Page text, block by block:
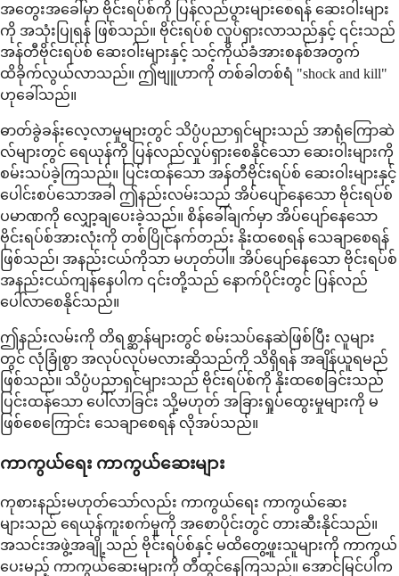
အတွေးအခေါ်မှာ ဗိုင်းရပ်စ်ကို ပြန်လည်ပွားများစေရန် ဆေးဝါးများ
ကို အသုံးပြုရန် ဖြစ်သည်။ ဗိုင်းရပ်စ် လှုပ်ရှားလာသည်နှင့် ၎င်းသည်
အန်တီဗိုင်းရပ်စ် ဆေးဝါးများနှင့် သင့်ကိုယ်ခံအားစနစ်အတွက်
ထိခိုက်လွယ်လာသည်။ ဤဗျူဟာကို တစ်ခါတစ်ရံ "shock and kill"
ဟုခေါ်သည်။
ဓာတ်ခွဲခန်းလေ့လာမှုများတွင် သိပ္ပံပညာရှင်များသည် အာရုံကြောဆဲ
လ်များတွင် ရေယုန်ကို ပြန်လည်လှုပ်ရှားစေနိုင်သော ဆေးဝါးများကို
စမ်းသပ်ခဲ့ကြသည်။ ပြင်းထန်သော အန်တီဗိုင်းရပ်စ် ဆေးဝါးများနှင့်
ပေါင်းစပ်သောအခါ ဤနည်းလမ်းသည် အိပ်ပျော်နေသော ဗိုင်းရပ်စ်
ပမာဏကို လျှော့ချပေးခဲ့သည်။ စိန်ခေါ်ချက်မှာ အိပ်ပျော်နေသော
ဗိုင်းရပ်စ်အားလုံးကို တစ်ပြိုင်နက်တည်း နိုးထစေရန် သေချာစေရန်
ဖြစ်သည်၊ အနည်းငယ်ကိုသာ မဟုတ်ပါ။ အိပ်ပျော်နေသော ဗိုင်းရပ်စ်
အနည်းငယ်ကျန်နေပါက ၎င်းတို့သည် နောက်ပိုင်းတွင် ပြန်လည်
ပေါ်လာစေနိုင်သည်။
ဤနည်းလမ်းကို တိရစ္ဆာန်များတွင် စမ်းသပ်နေဆဲဖြစ်ပြီး လူများ
တွင် လုံခြုံစွာ အလုပ်လုပ်မလားဆိုသည်ကို သိရှိရန် အချိန်ယူရမည်
ဖြစ်သည်။ သိပ္ပံပညာရှင်များသည် ဗိုင်းရပ်စ်ကို နိုးထစေခြင်းသည်
ပြင်းထန်သော ပေါ်လာခြင်း သို့မဟုတ် အခြားရှုပ်ထွေးမှုများကို မ
ဖြစ်စေကြောင်း သေချာစေရန် လိုအပ်သည်။
ကာကွယ်ရေး ကာကွယ်ဆေးများ
ကုစားနည်းမဟုတ်သော်လည်း ကာကွယ်ရေး ကာကွယ်ဆေး
များသည် ရေယုန်ကူးစက်မှုကို အစောပိုင်းတွင် တားဆီးနိုင်သည်။
အသင်းအဖွဲ့အချို့သည် ဗိုင်းရပ်စ်နှင့် မထိတွေ့ဖူးသူများကို ကာကွယ်
ပေးမည့် ကာကွယ်ဆေးများကို တီထွင်နေကြသည်။ အောင်မြင်ပါက